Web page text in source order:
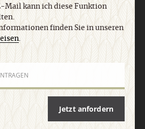
Abo online kündigen
Mail kann ich diese Funktion
finden Sie in unseren
.
Jetzt anfordern